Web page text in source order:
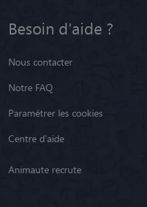
Besoin d'aide ?
Nous contacter
Notre FAQ
Paramétrer les cookies
Centre d'aide
Animaute recrute